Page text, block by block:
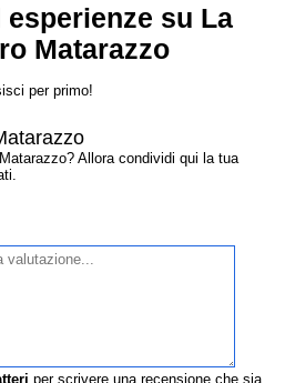
su La
Matarazzo
per primo!
Allora condividi qui la tua
per scrivere una recensione che sia